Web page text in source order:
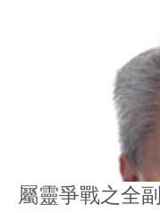
屬靈爭戰之全